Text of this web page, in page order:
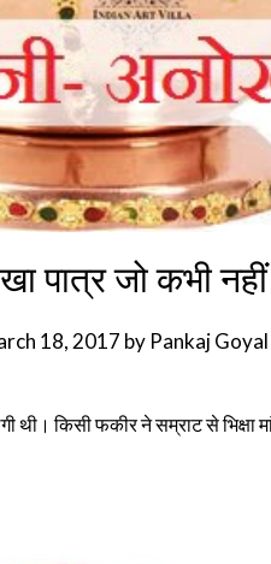
पात्र जो कभी
18, 2017 by Pankaj Goyal
थी। किसी फकीर ने सम्राट से भिक्षा